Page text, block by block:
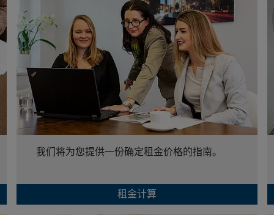
我们将为您提供一份确定租金价格的指南。
租金计算